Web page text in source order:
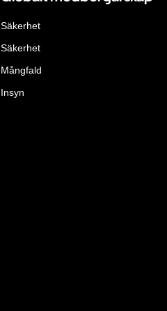
Säkerhet
Säkerhet
Mångfald
Insyn